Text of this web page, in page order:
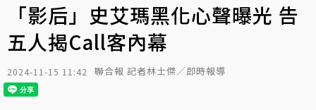
「影后」史艾瑪黑化心聲曝光 告
五人揭Call客內幕
2024-11-15 11:42 聯合報 記者林士傑／即時報導